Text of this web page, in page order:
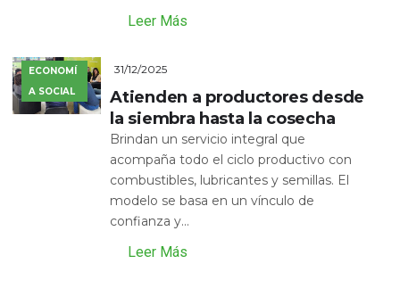
Leer Más
ECONOMÍ
A SOCIAL
31/12/2025
Atienden a productores desde
la siembra hasta la cosecha
Brindan un servicio integral que
acompaña todo el ciclo productivo con
combustibles, lubricantes y semillas. El
modelo se basa en un vínculo de
confianza y...
Leer Más